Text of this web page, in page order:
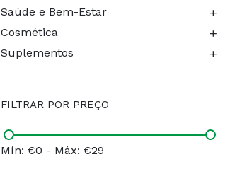
Saúde e Bem-Estar +
Cosmética +
Suplementos +
FILTRAR POR PREÇO
Mín: €0 - Máx: €29